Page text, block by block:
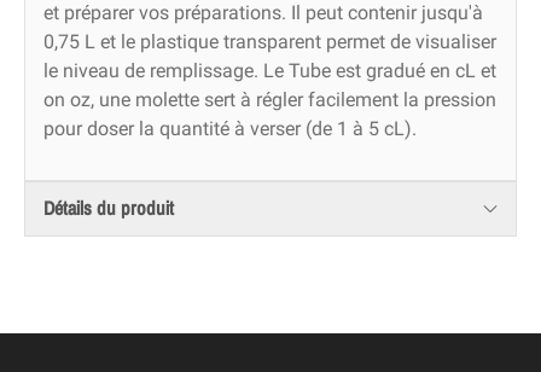
et préparer vos préparations. Il peut contenir jusqu'à
0,75 L et le plastique transparent permet de visualiser
le niveau de remplissage. Le Tube est gradué en cL et
on oz, une molette sert à régler facilement la pression
pour doser la quantité à verser (de 1 à 5 cL).
Détails du produit